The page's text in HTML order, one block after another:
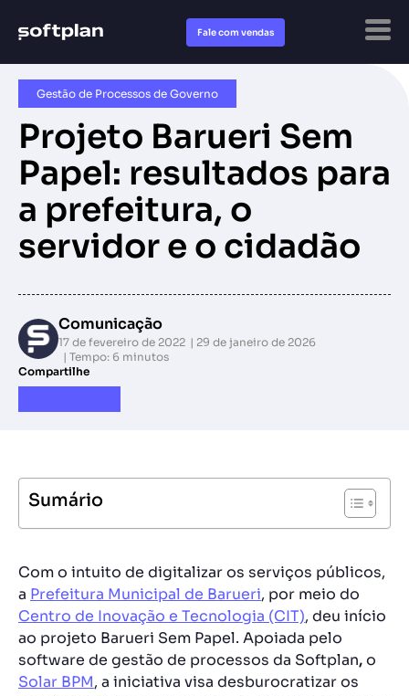
Fale com vendas
Gestão de Processos de Governo
Projeto Barueri Sem
Papel: resultados para
a prefeitura, o
servidor e o cidadão
Comunicação
17 de fevereiro de 2022
29 de janeiro de 2026
Tempo: 6 minutos
Compartilhe
Sumário
Com o intuito de digitalizar os serviços públicos,
a Prefeitura Municipal de Barueri, por meio do
Centro de Inovação e Tecnologia (CIT), deu início
ao projeto Barueri Sem Papel. Apoiada pelo
software de gestão de processos da Softplan,o
Solar BPM, a iniciativa visa desburocratizar os